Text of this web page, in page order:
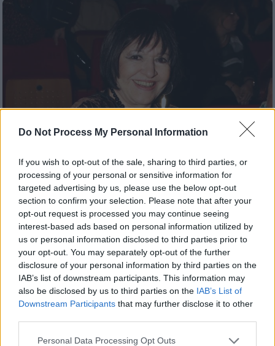
Do Not Process My Personal Information
If you wish to opt-out of the sale, sharing to third parties, or
processing of your personal or sensitive information for
targeted advertising by us, please use the below opt-out
section to confirm your selection. Please note that after your
opt-out request is processed you may continue seeing
interest-based ads based on personal information utilized by
us or personal information disclosed to third parties prior to
your opt-out. You may separately opt-out of the further
disclosure of your personal information by third parties on the
IAB’s list of downstream participants. This information may
also be disclosed by us to third parties on the IAB’s List of
Downstream Participants that may further disclose it to other
Please note that this website/app uses one or more Google
Personal Data Processing Opt Outs
Πολιτισμός|22.09.2022 10:28
Μάρθα Καραγιάννη: Σήμερα η κηδεία
της ηθοποιού - Ποια ήταν η τελευταία
της επιθυμία
Σήμερα, Πέμπτη 22 Σεπτεμβρίου, θα γίνει η
κηδεία της Μάρθας Καραγιάννη, η οποία
πέθανε σε ηλικία 82 ετών. Η νεκρώσιμη
ακολουθία θα γίνει στις 12:00 το μεσημέρι,
στο Α΄ Νεκροταφείο Αθηνών